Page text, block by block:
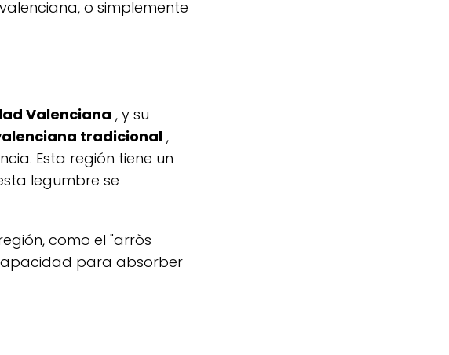
o simplemente
Valenciana , y su
tradicional ,
Esta región tiene un
legumbre se
como el "arròs
para absorber